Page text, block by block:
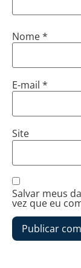
Nome*
E-mail *
Site
Salvar meus
vez que eu